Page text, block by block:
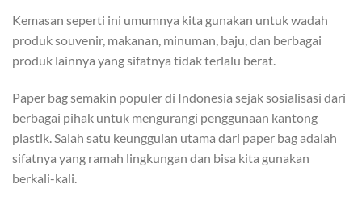
Kemasan seperti ini umumnya kita gunakan untuk wadah
produk souvenir, makanan, minuman, baju, dan berbagai
produk lainnya yang sifatnya tidak terlalu berat.
Paper bag semakin populer di Indonesia sejak sosialisasi dari
berbagai pihak untuk mengurangi penggunaan kantong
plastik. Salah satu keunggulan utama dari paper bag adalah
sifatnya yang ramah lingkungan dan bisa kita gunakan
berkali-kali.